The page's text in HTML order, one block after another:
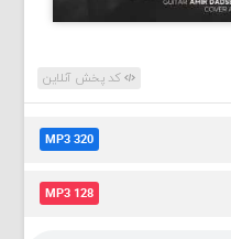
کد پخش آنلاین
MP3 320
MP3 128